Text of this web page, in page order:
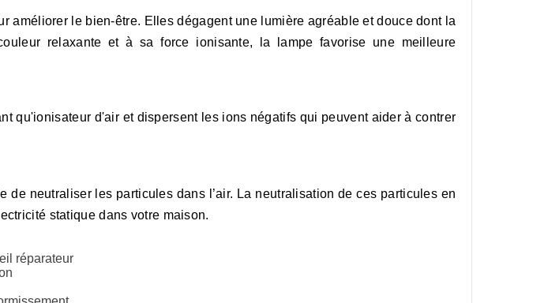
améliorer le bien-être. Elles dégagent une lumière agréable et douce dont la
relaxante et à sa force ionisante, la lampe favorise une meilleure
qu'ionisateur d'air et dispersent les ions négatifs qui peuvent aider à contrer
de neutraliser les particules dans l’air. La neutralisation de ces particules en
statique dans votre maison.
réparateur